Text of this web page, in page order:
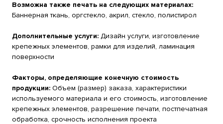
Возможна также печать на следующих материалах:
Баннерная ткань, оргстекло, акрил, стекло, полистирол
Дополнительные услуги: Дизайн услуги, изготовление
крепежных элементов, рамки для изделий, ламинация
поверхности
Факторы, определяющие конечную стоимость
продукции: Объем (размер) заказа, характеристики
используемого материала и его стоимость, изготовление
крепежных элементов, разрешение печати, постпечатная
обработка, срочность исполнения проекта